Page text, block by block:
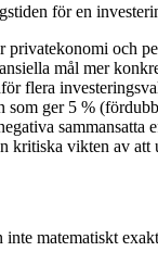
för en
och
mål mer
flera
ger 5 %
kritiska vikten av
matematiskt